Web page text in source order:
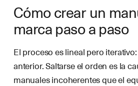
Cómo crear un
marca paso a paso
El proceso es lineal pero
anterior. Saltarse el orden es la
manuales incoherentes que el